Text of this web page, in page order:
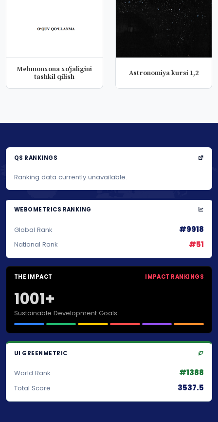
Mеhmonxona xo‘jaligini
tashkil qilish
Astronomiya kursi 1,2
QS RANKINGS
Ranking data currently unavailable.
WEBOMETRICS RANKING
Global Rank #9918
National Rank #51
THE IMPACT IMPACT RANKINGS
1001+
Sustainable Development Goals
UI GREENMETRIC
World Rank #1388
Total Score 3537.5